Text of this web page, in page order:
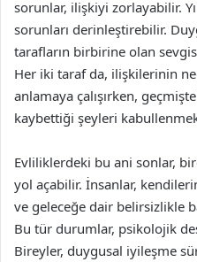
sorunlar, ilişkiyi zorlayabilir.
sorunları derinleştirebilir.
tarafların birbirine olan
Her iki taraf da, ilişkilerinin
anlamaya çalışırken,
kaybettiği şeyleri
Evliliklerdeki bu ani sonlar,
yol açabilir. İnsanlar,
ve geleceğe dair belirsizlikle
Bu tür durumlar, psikolojik
Bireyler, duygusal iyileşme